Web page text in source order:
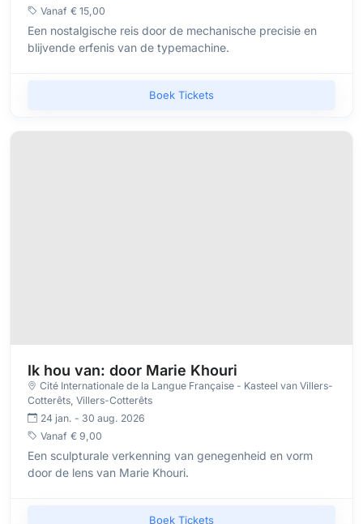
Vanaf € 15,00
Een nostalgische reis door de mechanische precisie en
blijvende erfenis van de typemachine.
Boek Tickets
Ik hou van: door Marie Khouri
Cité Internationale de la Langue Française - Kasteel van Villers-
Cotterêts , Villers-Cotterêts
24 jan. - 30 aug. 2026
Vanaf € 9,00
Een sculpturale verkenning van genegenheid en vorm
door de lens van Marie Khouri.
Boek Tickets